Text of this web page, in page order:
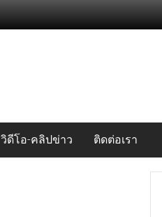
วิดีโอ-คลิปข่าว ติดต่อเรา